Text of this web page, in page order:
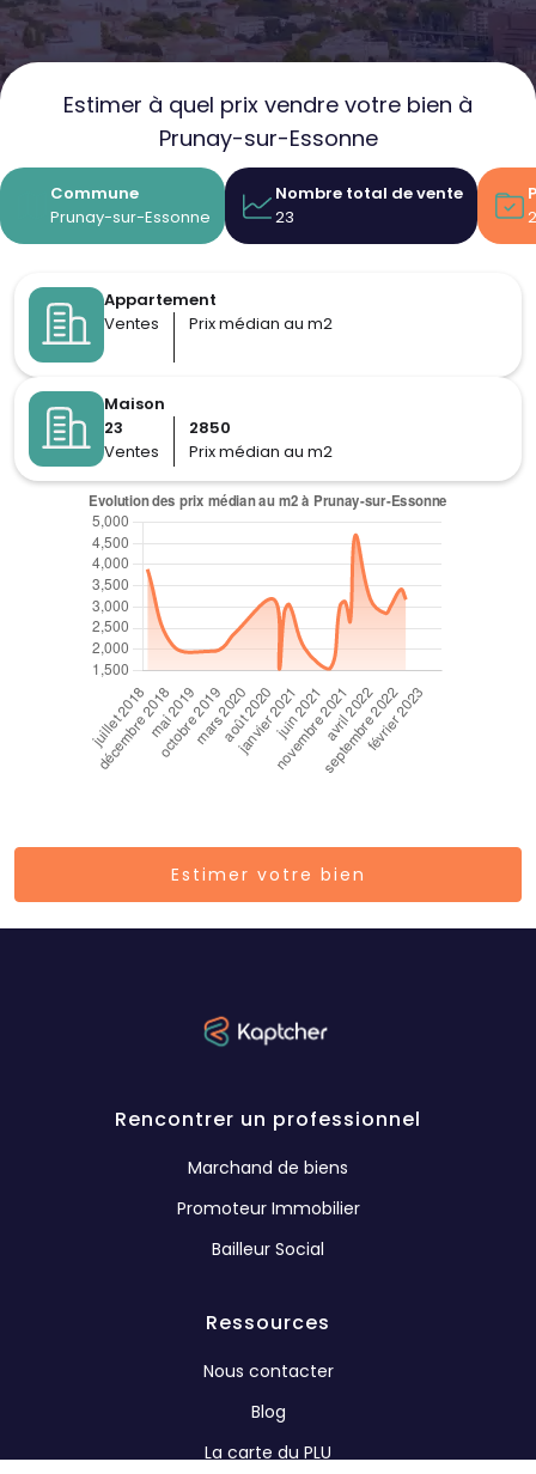
Estimer à quel prix vendre votre bien à
Prunay-sur-Essonne
Commune
Prunay-sur-Essonne
Nombre total de vente
23
Appartement
Ventes
Prix médian au m2
Maison
23
Ventes
2850
Prix médian au m2
Estimer votre bien
Rencontrer un professionnel
Marchand de biens
Promoteur Immobilier
Bailleur Social
Ressources
Nous contacter
Blog
La carte du PLU